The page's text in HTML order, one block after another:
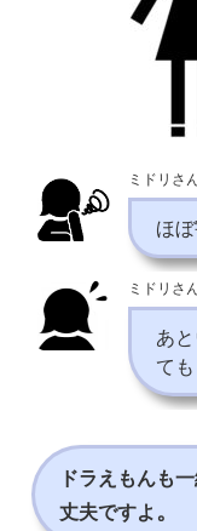
ミドリさ
ほ
ミドリさ
あ
て
ドラえもんも
丈夫ですよ 。